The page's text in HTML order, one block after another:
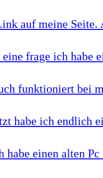
auf meine
frage ich habe
funktioniert bei
habe ich endlich
einen alten Pc